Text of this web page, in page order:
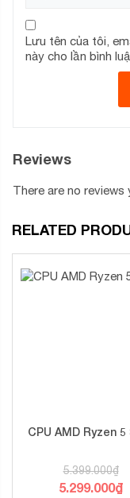
Không giống như
nguồn điện tương
5066MHz
ASRock B660M-
Lưu tên của tôi,
này cho lần bình
Reviews
There are no reviews
RELATED
CPU AMD Ryzen 5
5.399.000₫
5.299.000₫